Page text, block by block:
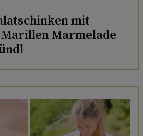
mit
Marmelade